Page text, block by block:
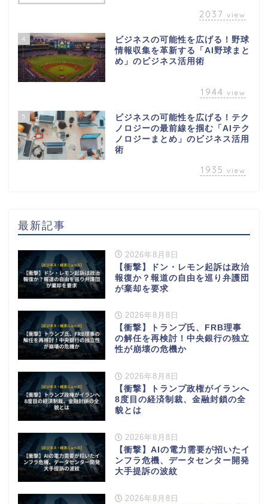
2037 view
4
ビジネスの可能性を広げる！野球
情報収集を革新する「AI野球まと
め」のビジネス活用術
1944 view
5
ビジネスの可能性を広げる！テク
ノロジーの最前線を掴む「AIテク
ノロジーまとめ」のビジネス活用
術
1935 view
最新記事
2026年8月8日
【衝撃】ドン・レモン起訴は政治
報復か？報道の自由を巡り弁護団
が棄却を要求
2026年8月8日
【衝撃】トランプ氏、FRB理事
の解任を再検討！中央銀行の独立
性が崩壊の危機か
2026年8月8日
【衝撃】トランプ政権がイランへ
8度目の経済制裁、金融封鎖の全
貌とは
2026年8月8日
【衝撃】AIの電力需要が招いたイ
ンフラ危機、データセンター開発
大手提訴の波紋
2026年8月8日